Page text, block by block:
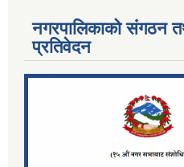
नगरपालिकाको संगठन
प्रतिवेदन